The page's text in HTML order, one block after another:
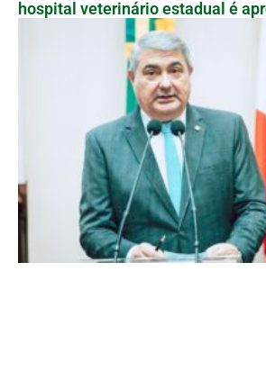
hospital veterinário estadual é